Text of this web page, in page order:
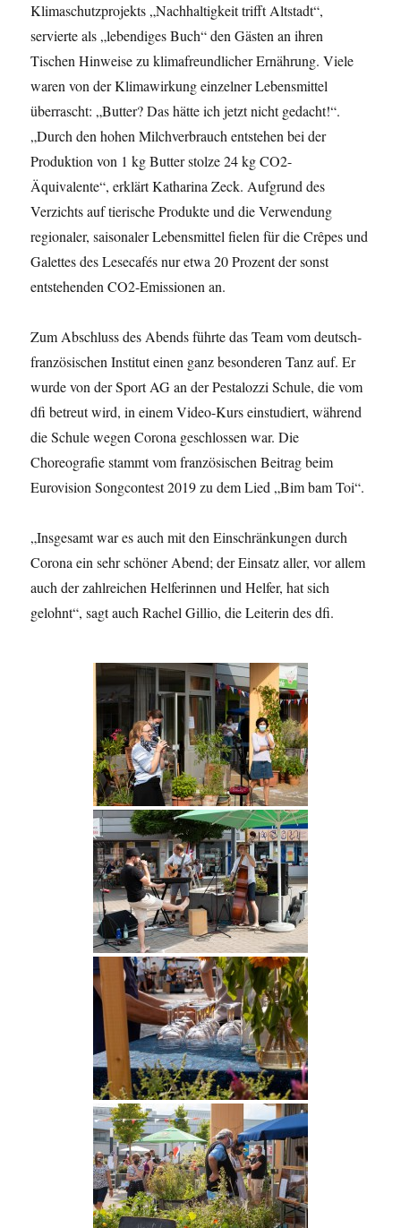
Klimaschutzprojekts „Nachhaltigkeit trifft Altstadt“,
servierte als „lebendiges Buch“ den Gästen an ihren
Tischen Hinweise zu klimafreundlicher Ernährung. Viele
waren von der Klimawirkung einzelner Lebensmittel
überrascht: „Butter? Das hätte ich jetzt nicht gedacht!“.
„Durch den hohen Milchverbrauch entstehen bei der
Produktion von 1 kg Butter stolze 24 kg CO2-
Äquivalente“, erklärt Katharina Zeck. Aufgrund des
Verzichts auf tierische Produkte und die Verwendung
regionaler, saisonaler Lebensmittel fielen für die Crêpes und
Galettes des Lesecafés nur etwa 20 Prozent der sonst
entstehenden CO2-Emissionen an.
Zum Abschluss des Abends führte das Team vom deutsch-
französischen Institut einen ganz besonderen Tanz auf. Er
wurde von der Sport AG an der Pestalozzi Schule, die vom
dfi betreut wird, in einem Video-Kurs einstudiert, während
die Schule wegen Corona geschlossen war. Die
Choreografie stammt vom französischen Beitrag beim
Eurovision Songcontest 2019 zu dem Lied „Bim bam Toi“.
„Insgesamt war es auch mit den Einschränkungen durch
Corona ein sehr schöner Abend; der Einsatz aller, vor allem
auch der zahlreichen Helferinnen und Helfer, hat sich
gelohnt“, sagt auch Rachel Gillio, die Leiterin des dfi.